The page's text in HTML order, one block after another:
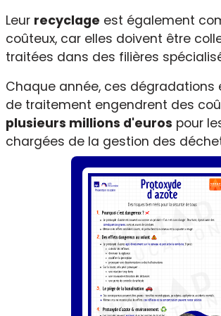
Leur recyclage est également
coûteux, car elles doivent être
traitées dans des filières
Chaque année, ces dégradations
de traitement engendrent des
plusieurs millions d'euros pour
chargées de la gestion des